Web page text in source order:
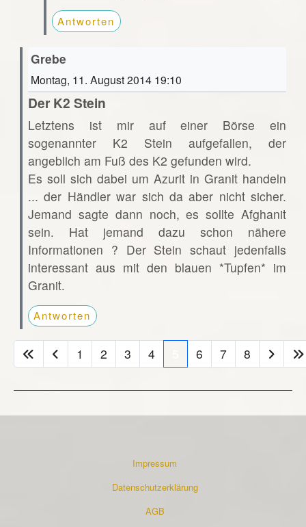
Antworten
Grebe
Montag, 11. August 2014 19:10
Der K2 Stein
Letztens ist mir auf einer Börse ein
sogenannter K2 Stein aufgefallen, der
angeblich am Fuß des K2 gefunden wird.
Es soll sich dabei um Azurit in Granit handeln
... der Händler war sich da aber nicht sicher.
Jemand sagte dann noch, es sollte Afghanit
sein. Hat jemand dazu schon nähere
Informationen ? Der Stein schaut jedenfalls
interessant aus mit den blauen *Tupfen* im
Granit.
Antworten
1 2 3 4 6 7 8
Impressum
Datenschutzerklärung
AGB